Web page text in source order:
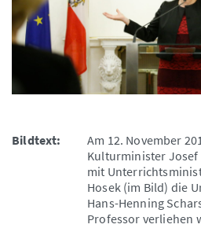
Bildtext:
Am 12. November
Kulturminister Josef
mit
Hosek (im Bild) die
Hans-Henning
Professor verliehen